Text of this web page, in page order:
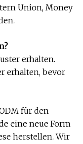
Union, Money
erhalten.
erhalten, bevor
für den
eine neue Form
herstellen. Wir